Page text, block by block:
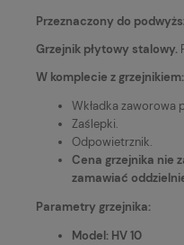
Przeznaczony do
Grzejnik płytowy stalowy.
W komplecie z grzejnikiem:
Wkładka zaworowa
Zaślepki.
Odpowietrznik.
Cena grzejnika nie
zamawiać
Parametry grzejnika:
Model: HV 10